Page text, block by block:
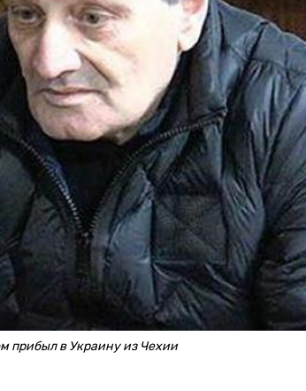
прибыл в Украину из Чехии